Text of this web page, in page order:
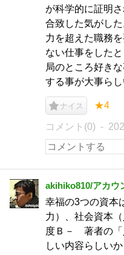
が科学的に証明
合致した気がし
力を超えた職務
ない仕事をした
局のところ好き
する事が大事らし
ナイス ★4
コメント(0)
akihiko810/アカウ
幸福の3つの資本
力）、社会資本
度Ｂ－ 著者の「
しい内容らしい